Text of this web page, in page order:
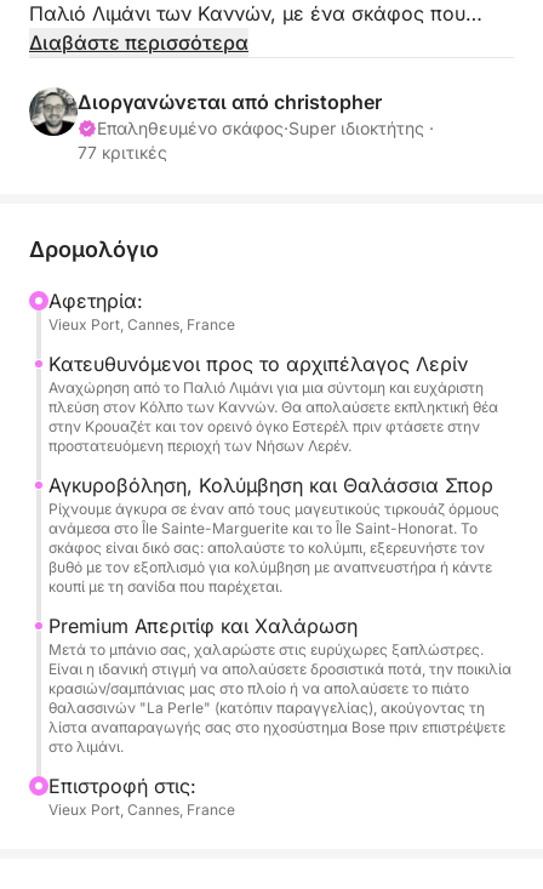
Παλιό Λιμάνι των Καννών, με ένα σκάφος που
συνδυάζει άνεση, κομψότητα και φιλική
Με τη συνοδεία του επαγγελματία καπετάνιου σας,
θα σαλπάρουμε κατευθείαν για τα τιρκουάζ νερά
κρυστάλλινα νερά, paddleboarding, κολύμβηση με
τον ήλιο της Κυανής Ακτής.
⏰ Διατίθενται δύο χρονικά διαστήματα που
ταιριάζουν στις προτιμήσεις σας:
Πρωί (9:00 π.μ. - 1:00 μ.μ.): Ιδανικό για να
απολαύσετε την απόλυτη ηρεμία του κόλπου και
μια γυάλινη θάλασσα πριν φτάσει ο κόσμος.
Απόγευμα (2:30 μ.μ. - 6:30 μ.μ.): Ιδανικό για να
απολαύσετε τη ζεστασιά, τον ήλιο και μια όμορφη
ατμόσφαιρα αργά το απόγευμα στο νερό.
🥂 Premium Απεριτίφ και Διαβίωση στο Πλοίο:
Σε αυτή τη δυναμική κρουαζιέρα, δίνουμε
προτεραιότητα στη χαλάρωση. Μια προσεκτικά
επιλεγμένη επιλογή κρασιών και σαμπάνιων είναι
διαθέσιμη για αγορά απευθείας στο πλοίο.
Διαβάστε περισσότερα
Διοργανώνεται από christopher
Επαληθευμένο σκάφος·Super ιδιοκτήτης ·
77 κριτικές
Δρομολόγιο
Αφετηρία:
Vieux Port, Cannes, France
Κατευθυνόμενοι προς το αρχιπέλαγος Λερίν
Αναχώρηση από το Παλιό Λιμάνι για μια σύντομη και ευχάριστη
πλεύση στον Κόλπο των Καννών. Θα απολαύσετε εκπληκτική θέα
στην Κρουαζέτ και τον ορεινό όγκο Εστερέλ πριν φτάσετε στην
προστατευόμενη περιοχή των Νήσων Λερέν.
Αγκυροβόληση, Κολύμβηση και Θαλάσσια Σπορ
Ρίχνουμε άγκυρα σε έναν από τους μαγευτικούς τιρκουάζ όρμους
ανάμεσα στο Île Sainte-Marguerite και το Île Saint-Honorat. Το
σκάφος είναι δικό σας: απολαύστε το κολύμπι, εξερευνήστε τον
βυθό με τον εξοπλισμό για κολύμβηση με αναπνευστήρα ή κάντε
κουπί με τη σανίδα που παρέχεται.
Premium Απεριτίφ και Χαλάρωση
Μετά το μπάνιο σας, χαλαρώστε στις ευρύχωρες ξαπλώστρες.
Είναι η ιδανική στιγμή να απολαύσετε δροσιστικά ποτά, την ποικιλία
κρασιών/σαμπάνιας μας στο πλοίο ή να απολαύσετε το πιάτο
θαλασσινών "La Perle" (κατόπιν παραγγελίας), ακούγοντας τη
λίστα αναπαραγωγής σας στο ηχοσύστημα Bose πριν επιστρέψετε
στο λιμάνι.
Επιστροφή στις:
Vieux Port, Cannes, France